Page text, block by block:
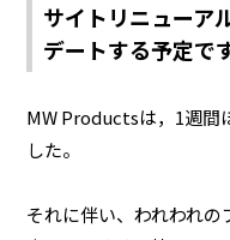
サイトリニューア
デートする予定です
MW Productsは，1週間
した。
それに伴い、われわれ